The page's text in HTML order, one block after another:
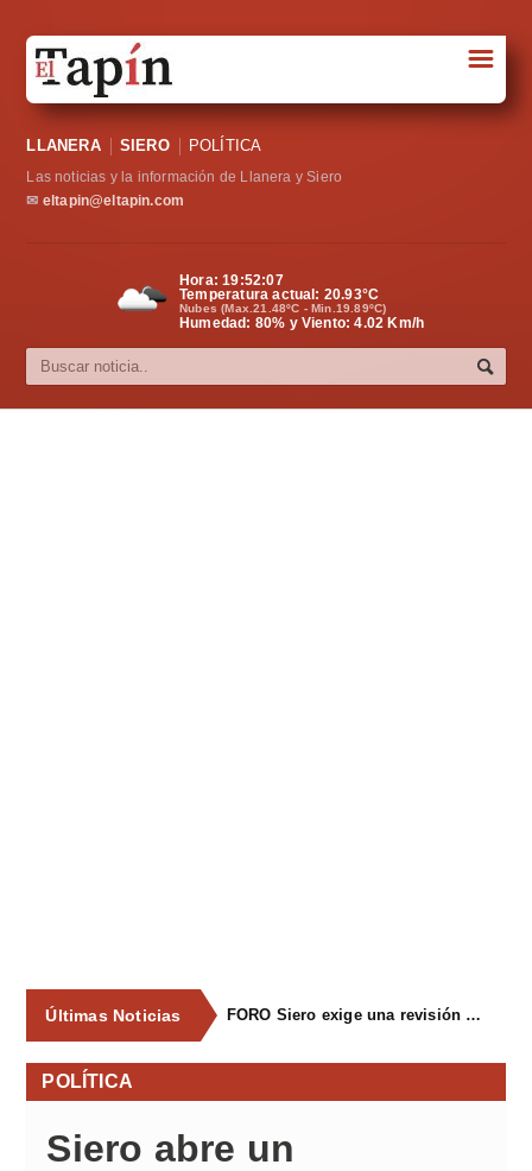
Sociedad
Política
Cultura
☰
LLANERA SIERO POLÍTICA
Las noticias y la información de Llanera y Siero
✉ eltapin@eltapin.com
Hora:19:52:08
Temperatura actual: 20.93°C
Nubes (Max.21.48ºC - Min.19.89ºC)
Humedad: 80% y Viento: 4.02 Km/h
Últimas Noticias FORO Siero exige una revisión integral del servicio de recogida de residuos para acabar con los contenedores desbordados y la imagen de abandono del concejo
POLÍTICA
Siero abre un